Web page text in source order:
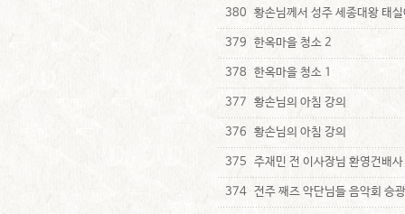
380 황손님께서 성주 세종대왕 태
379 한옥마을 청소 2
378 한옥마을 청소 1
377 황손님의 아침 강의
376 황손님의 아침 강의
375 주재민 전 이사장님 환영건배사
374 전주 째즈 악단님들 음악회 승